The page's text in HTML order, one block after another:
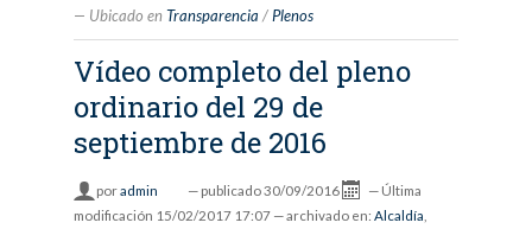
Ubicado en Transparencia /Plenos
Vídeo completo del pleno
ordinario del 29 de
septiembre de 2016
poradmin — publicado30/09/2016 — Última
modificación 15/02/2017 17:07 — archivado en: Alcaldía